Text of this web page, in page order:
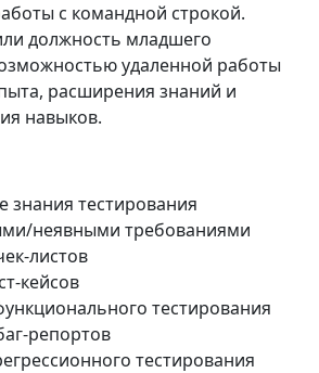
с командной строкой.
должность младшего
удаленной работы
расширения знаний и
навыков.
знания тестирования
неявными требованиями
листов
кейсов
тестирования
репортов
тестирования